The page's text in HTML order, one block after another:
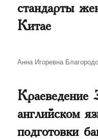
стандарты
Китае
Автор
Анна Игоревна
Краеведение
английском
подготовки